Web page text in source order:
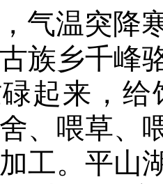
气温突降
族乡千峰
起来，
、喂草、
工。平山